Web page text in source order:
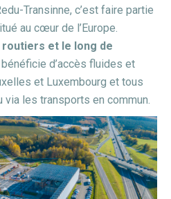
Transinne, c’est faire partie
au cœur de l’Europe.
routiers et le long de
d’accès fluides et
et Luxembourg et tous
les transports en commun.